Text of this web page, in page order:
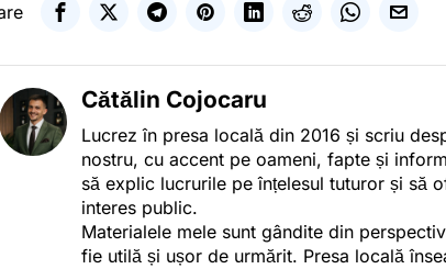
Cătălin Cojocaru
Lucrez în presa locală din 2016 și scriu
nostru, cu accent pe oameni, fapte și
să explic lucrurile pe înțelesul tuturor și să
interes public.
Materialele mele sunt gândite din
fie utilă și ușor de urmărit. Presa locală